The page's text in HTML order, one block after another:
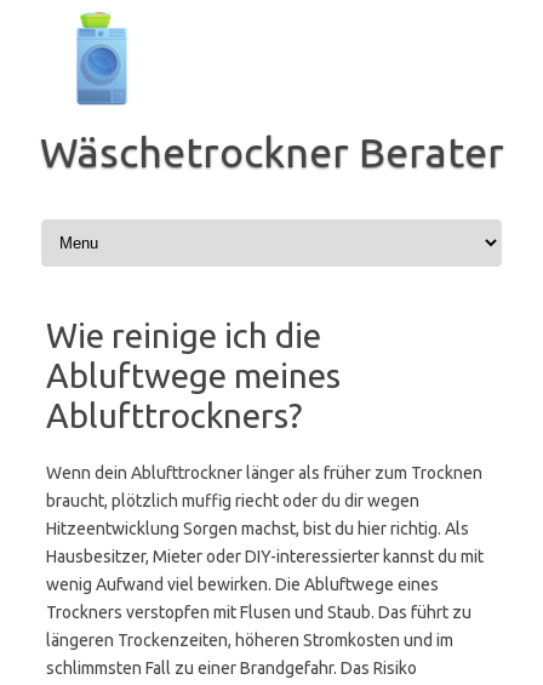
springen
Wäschetrockner Berater
Wie reinige ich die
Abluftwege meines
Ablufttrockners?
Wenn dein Ablufttrockner länger als früher zum Trocknen
braucht, plötzlich muffig riecht oder du dir wegen
Hitzeentwicklung Sorgen machst, bist du hier richtig. Als
Hausbesitzer, Mieter oder DIY-interessierter kannst du mit
wenig Aufwand viel bewirken. Die Abluftwege eines
Trockners verstopfen mit Flusen und Staub. Das führt zu
längeren Trockenzeiten, höheren Stromkosten und im
schlimmsten Fall zu einer Brandgefahr. Das Risiko